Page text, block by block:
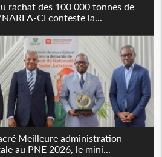
rachat des 100 000 tonnes de
CI conteste la...
Meilleure administration
au PNE 2026, le mini...